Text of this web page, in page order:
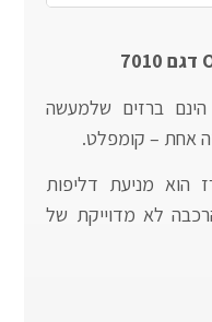
הינם ברזים שלמעשה
אחת – קומפלט.
הוא מניעת דליפות
לא מדוייקת של